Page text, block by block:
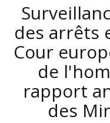
des arrêts
Cour
de
rapport
des